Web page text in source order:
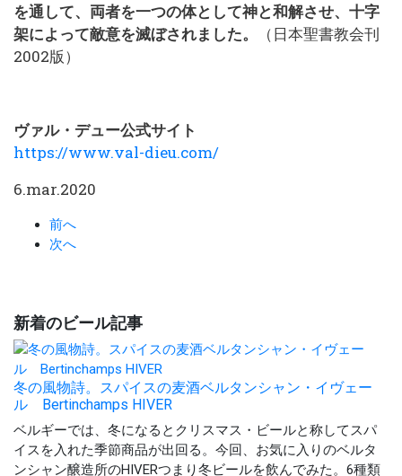
を通して、両者を一つの体として神と和解させ、十字
架によって敵意を滅ぼされました。
（日本聖書教会刊
2002版）
ヴァル・デュー公式サイト
https://www.val-dieu.com/
6.mar.2020
前へ
次へ
新着のビール記事
冬の風物詩。スパイスの麦酒ベルタンシャン・イヴェー
ル Bertinchamps HIVER
ベルギーでは、冬になるとクリスマス・ビールと称してスパ
イスを入れた季節商品が出回る。今回、お気に入りのベルタ
ンシャン醸造所のHIVERつまり冬ビールを飲んでみた。6種類